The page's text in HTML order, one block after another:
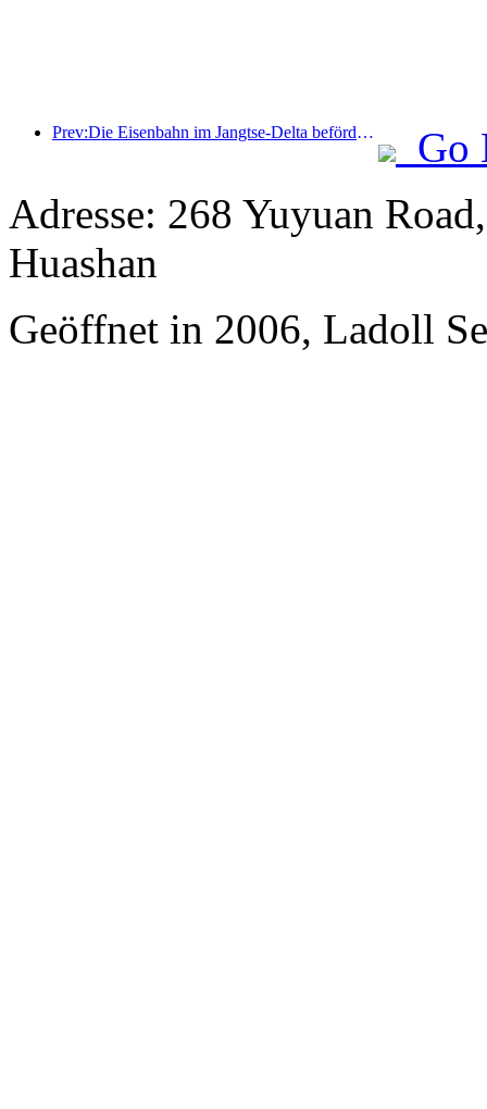
Prev:Die Eisenbahn im Jangtse-Delta beförderte während der Maifeiertage über 21,38 Millionen Fahrgäste.
Go
Adresse: 268 Yuyuan
Huashan
Geöffnet in 2006, Ladoll